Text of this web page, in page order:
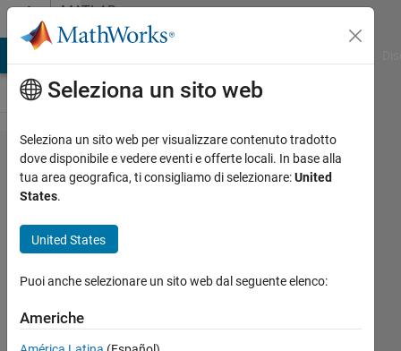
Vai al contenutoMATLAB
Answers
how
can i
3d
from
2d
slices
Seleziona un sito web
Seleziona un sito web per visualizzare contenuto tradotto
dove disponibile e vedere eventi e offerte locali. In base alla
tua area geografica, ti consigliamo di selezionare:United
States.
United States
Puoi anche selezionare un sito web dal seguente elenco:
Americhe